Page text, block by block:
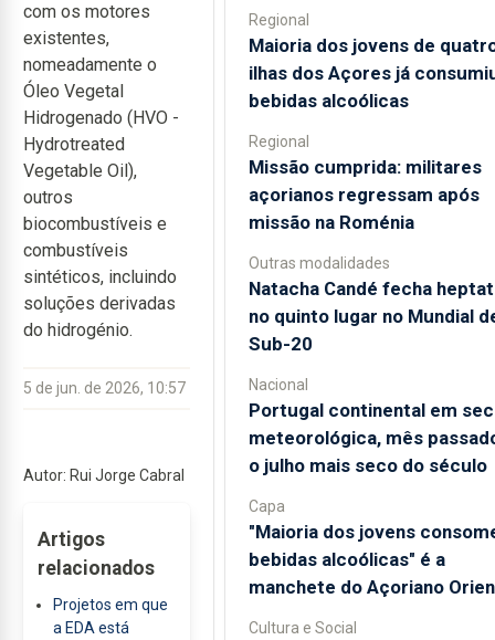
com os motores
existentes,
nomeadamente o
Óleo Vegetal
Hidrogenado (HVO -
Hydrotreated
Vegetable Oil),
outros
biocombustíveis e
combustíveis
sintéticos, incluindo
soluções derivadas
do hidrogénio.
5 de jun. de 2026, 10:57
Autor: Rui Jorge Cabral
Artigos
relacionados
Projetos em que
a EDA está
Regional
Maioria dos jovens de
ilhas dos Açores já
bebidas alcoólicas
Regional
Missão cumprida: militares
açorianos regressam após
missão na Roménia
Outras modalidades
Natacha Candé fecha
no quinto lugar no Mundial
Sub-20
Nacional
Portugal continental em
meteorológica, mês
o julho mais seco do século
Capa
"Maioria dos jovens
bebidas alcoólicas" é a
manchete do Açoriano
Cultura e Social